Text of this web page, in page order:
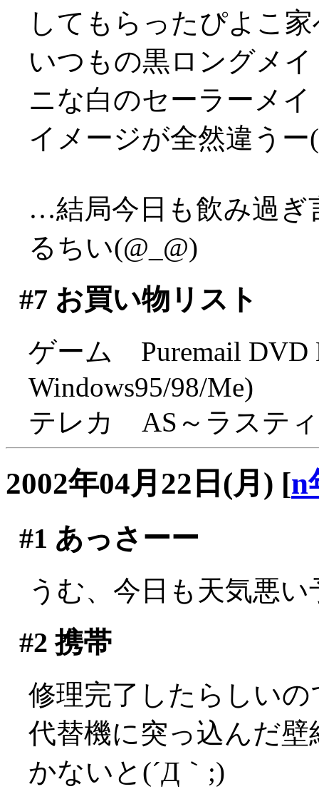
してもらったぴよこ
いつもの黒ロングメ
ニな白のセーラーメイ
イメージが全然違う
…結局今日も飲み過ぎ
るちい(@_@)
#7 お買い物リスト
ゲーム Puremail DVD
Windows95/98/Me)
テレカ AS～ラステ
2002年04月22日(月) [n
#1 あっさーー
うむ、今日も天気悪い
#2 携帯
修理完了したらしい
代替機に突っ込んだ
かないと(´Д｀;)